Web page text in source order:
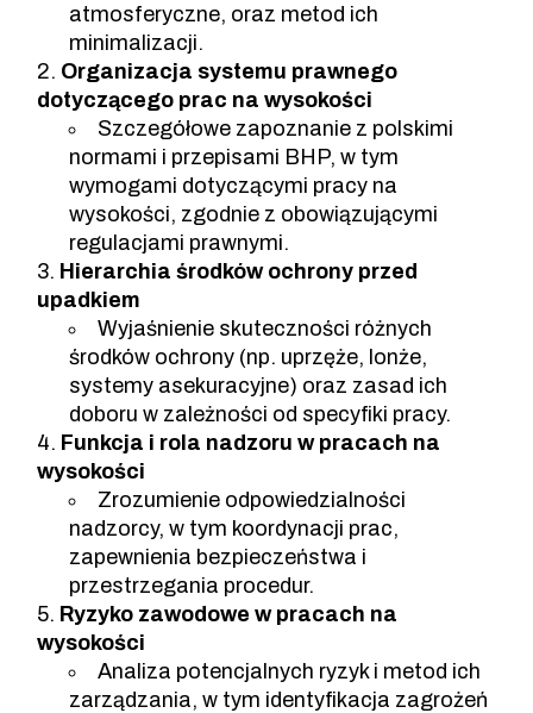
atmosferyczne, oraz metod ich
minimalizacji.
Organizacja systemu prawnego
dotyczącego prac na wysokości
Szczegółowe zapoznanie z polskimi
normami i przepisami BHP, w tym
wymogami dotyczącymi pracy na
wysokości, zgodnie z obowiązującymi
regulacjami prawnymi.
Hierarchia środków ochrony przed
upadkiem
Wyjaśnienie skuteczności różnych
środków ochrony (np. uprzęże, lonże,
systemy asekuracyjne) oraz zasad ich
doboru w zależności od specyfiki pracy.
Funkcja i rola nadzoru w pracach na
wysokości
Zrozumienie odpowiedzialności
nadzorcy, w tym koordynacji prac,
zapewnienia bezpieczeństwa i
przestrzegania procedur.
Ryzyko zawodowe w pracach na
wysokości
Analiza potencjalnych ryzyk i metod ich
zarządzania, w tym identyfikacja zagrożeń